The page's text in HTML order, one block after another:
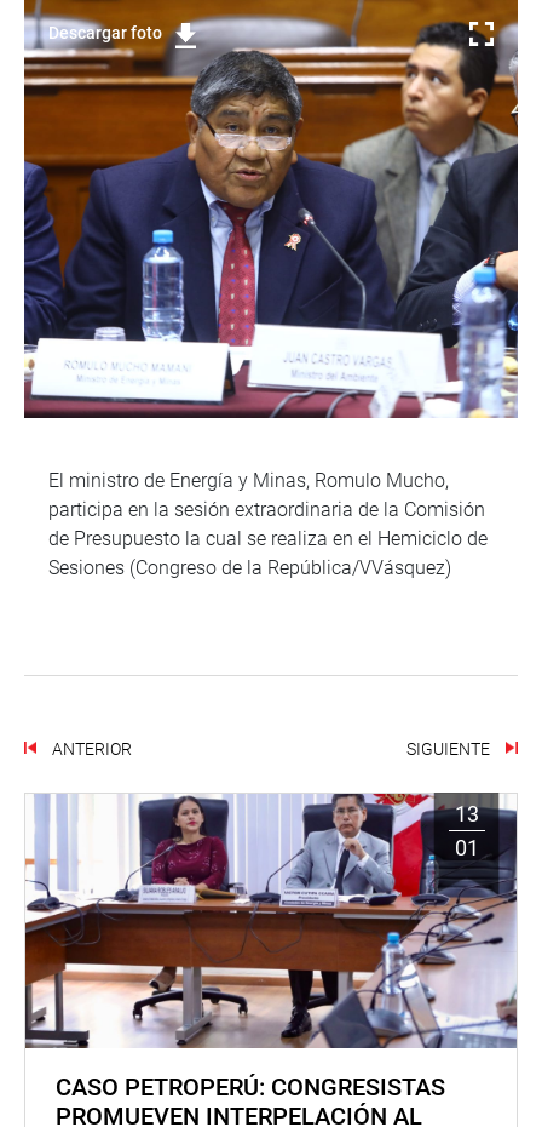
Descargar foto
El ministro de Energía y Minas, Romulo Mucho,
participa en la sesión extraordinaria de la Comisión
de Presupuesto la cual se realiza en el Hemiciclo de
Sesiones (Congreso de la República/VVásquez)
ANTERIOR SIGUIENTE
13
01
CASO PETROPERÚ: CONGRESISTAS
PROMUEVEN INTERPELACIÓN AL